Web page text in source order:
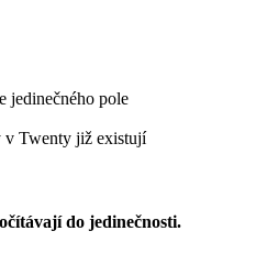
jedinečného pole
v Twenty již existují
do jedinečnosti.